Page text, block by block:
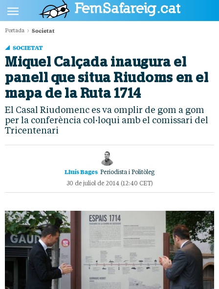
CULTURA
SOCIETAT
ESPORTS
OPINIÓ
Portada Societat
SOCIETAT
Miquel Calçada inaugura el
panell que situa Riudoms en el
mapa de la Ruta 1714
El Casal Riudomenc es va omplir de gom a gom
per la conferència col·loqui amb el comissari del
Tricentenari
Lluís Bages Periodista i Politòleg
30 de juliol de 2014 (12:40 CET)